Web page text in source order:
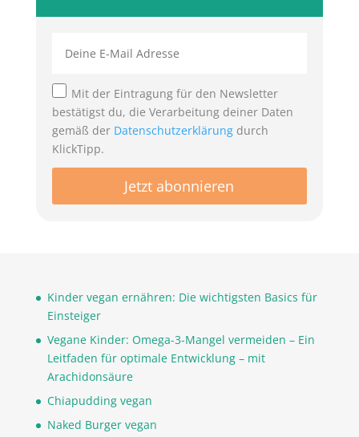
Mit der Eintragung für den Newsletter
bestätigst du, die Verarbeitung deiner Daten
gemäß der Datenschutzerklärungdurch
KlickTipp.
Kinder vegan ernähren: Die wichtigsten Basics für
Einsteiger
Vegane Kinder: Omega-3-Mangel vermeiden – Ein
Leitfaden für optimale Entwicklung – mit
Arachidonsäure
Chiapudding vegan
Naked Burger vegan